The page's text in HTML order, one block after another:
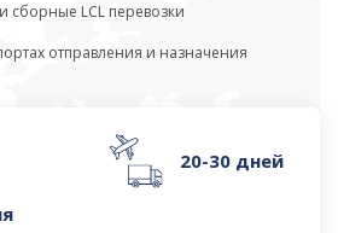
сборные LCL перевозки
отправления и назначения
20-30 дней